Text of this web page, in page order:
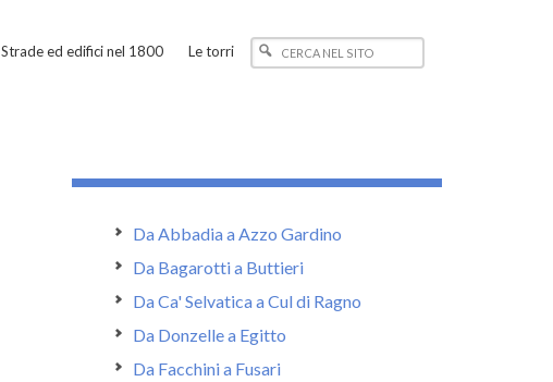
Strade ed edifici nel 1800 Le torri
Da Abbadia a Azzo Gardino
Da Bagarotti a Buttieri
Da Ca' Selvatica a Cul di Ragno
Da Donzelle a Egitto
Da Facchini a Fusari